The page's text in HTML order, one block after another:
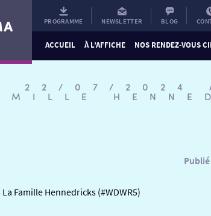
PROGRAMME NEWSLETTER BLOG
ACCUEIL À L’AFFICHE NOS RENDEZ-VOUS
22/07/2024
Famille Hennedricks (#WDWR5)